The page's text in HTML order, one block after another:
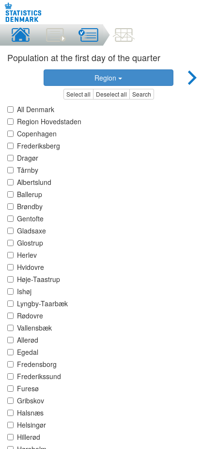
Population at the first day of the quarter
Region
Select all Deselect all Search
All Denmark
Region Hovedstaden
Copenhagen
Frederiksberg
Dragør
Tårnby
Albertslund
Ballerup
Brøndby
Gentofte
Gladsaxe
Glostrup
Herlev
Hvidovre
Høje-Taastrup
Ishøj
Lyngby-Taarbæk
Rødovre
Vallensbæk
Allerød
Egedal
Fredensborg
Frederikssund
Furesø
Gribskov
Halsnæs
Helsingør
Hillerød